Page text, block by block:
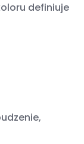
definiuje